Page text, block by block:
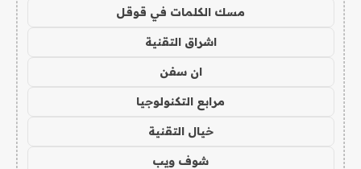
مسك الكلمات في قوقل
اشراق التقنية
ان سفن
مرابع التكنولوجيا
خيال التقنية
شوف ويب